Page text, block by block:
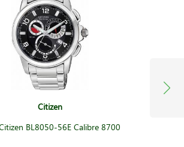
Citizen
BL8050-56E Calibre 8700